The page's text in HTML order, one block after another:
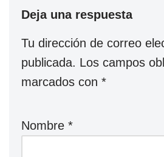
Deja una respuesta
Tu dirección de correo
publicada. Los campos
marcados con *
Nombre *